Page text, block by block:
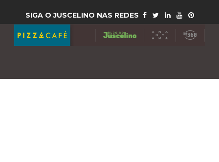
SIGA O JUSCELINO NAS REDES